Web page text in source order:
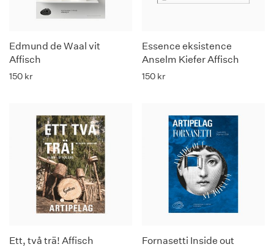
Edmund de Waal vit
Affisch
150 kr
Essence eksistence
Anselm Kiefer Affisch
150 kr
Ett, två trä! Affisch
Fornasetti Inside out